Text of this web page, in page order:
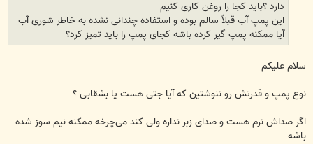
دارد ؟باید کجا را روغن کاری کنیم
این پمپ آب قبلاً سالم بوده و استفاده چندانی نشده به خاطر شوری آب
آیا ممکنه پمپ گیر کرده باشه کجای پمپ را باید تمیز کرد؟
سلام علیکم
نوع پمپ و قدرتش رو ننوشتین که آیا جتی هست یا بشقابی ؟
اگر صداش نرم هست و صدای زبر نداره ولی کند می‌چرخه ممکنه نیم سوز شده
باشه